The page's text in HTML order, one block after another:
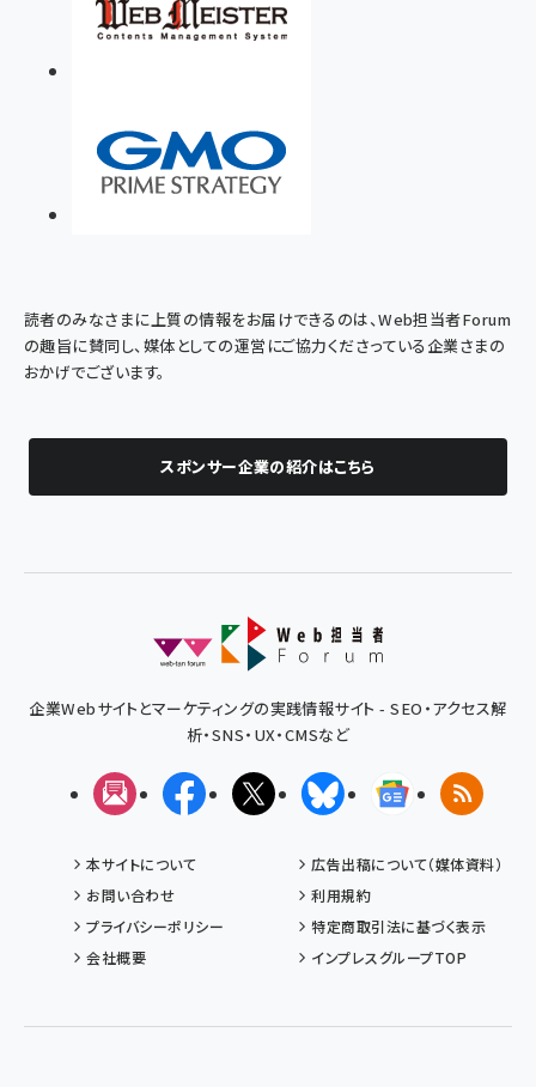
読者のみなさまに上質の情報をお届けできるのは、Web担当者Forum
の趣旨に賛同し、媒体としての運営にご協力くださっている企業さまの
おかげでございます。
スポンサー企業の紹介はこちら
企業Webサイトとマーケティングの実践情報サイト - SEO・アクセス解
析・SNS・UX・CMSなど
メルマガFacebookX(エックス)BlueskyGoogleニュ
RSS
本サイトについて
広告出稿について（媒体資料）
お問い合わせ
利用規約
プライバシーポリシー
特定商取引法に基づく表示
会社概要
インプレスグループTOP